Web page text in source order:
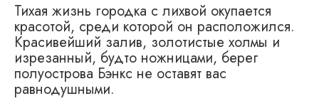
Тихая жизнь городка с лихвой окупается
красотой, среди которой он расположился.
Красивейший залив, золотистые холмы и
изрезанный, будто ножницами, берег
полуострова Бэнкс не оставят вас
равнодушными.